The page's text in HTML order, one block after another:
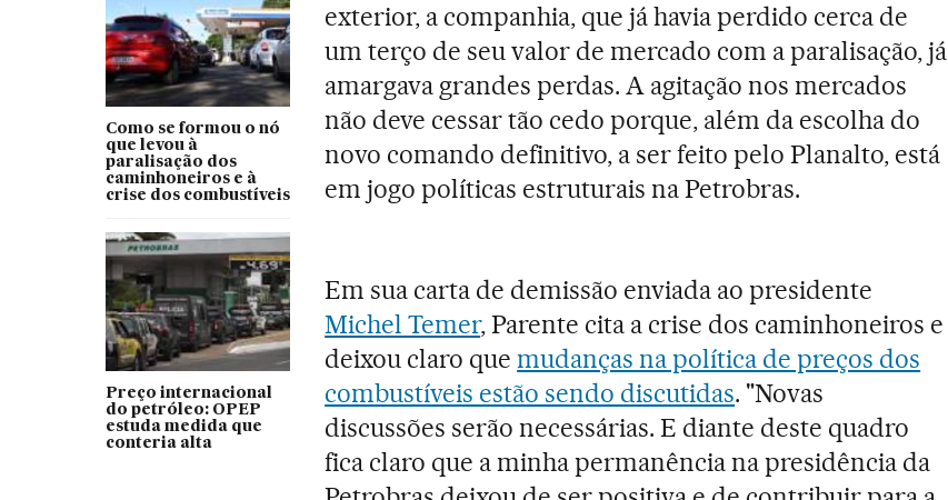
Como se formou o nó
que levou à
paralisação dos
caminhoneiros e à
crise dos combustíveis
Preço internacional
do petróleo: OPEP
estuda medida que
conteria alta
exterior, a companhia, que já havia perdido cerca de
um terço de seu valor de mercado com a paralisação, já
amargava grandes perdas. A agitação nos mercados
não deve cessar tão cedo porque, além da escolha do
novo comando definitivo, a ser feito pelo Planalto, está
em jogo políticas estruturais na Petrobras.
Em sua carta de demissão enviada ao presidente
Michel Temer, Parente cita a crise dos caminhoneiros e
deixou claro quemudanças na política de preços dos
combustíveis estão sendo discutidas. "Novas
discussões serão necessárias. E diante deste quadro
fica claro que a minha permanência na presidência da